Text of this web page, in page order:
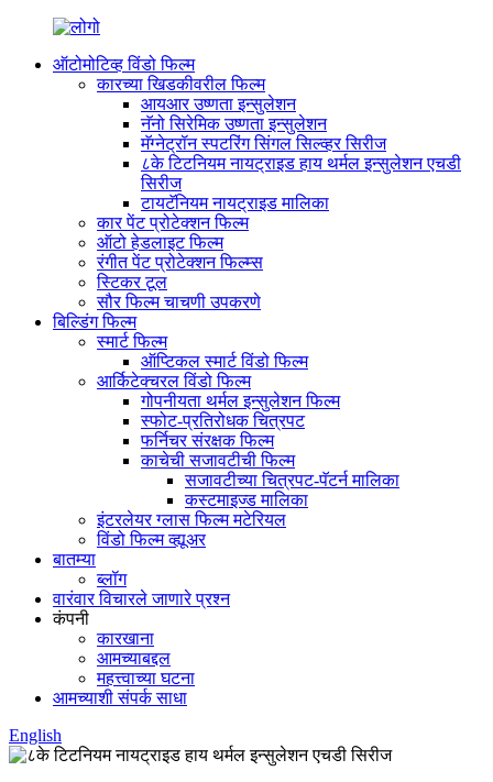
ऑटोमोटिव्ह विंडो फिल्म
कारच्या खिडकीवरील फिल्म
आयआर उष्णता इन्सुलेशन
नॅनो सिरेमिक उष्णता इन्सुलेशन
मॅग्नेट्रॉन स्पटरिंग सिंगल सिल्व्हर सिरीज
८के टिटनियम नायट्राइड हाय थर्मल इन्सुलेशन एचडी
सिरीज
टायटॅनियम नायट्राइड मालिका
कार पेंट प्रोटेक्शन फिल्म
ऑटो हेडलाइट फिल्म
रंगीत पेंट प्रोटेक्शन फिल्म्स
स्टिकर टूल
सौर फिल्म चाचणी उपकरणे
बिल्डिंग फिल्म
स्मार्ट फिल्म
ऑप्टिकल स्मार्ट विंडो फिल्म
आर्किटेक्चरल विंडो फिल्म
गोपनीयता थर्मल इन्सुलेशन फिल्म
स्फोट-प्रतिरोधक चित्रपट
फर्निचर संरक्षक फिल्म
काचेची सजावटीची फिल्म
सजावटीच्या चित्रपट-पॅटर्न मालिका
कस्टमाइज्ड मालिका
इंटरलेयर ग्लास फिल्म मटेरियल
विंडो फिल्म व्ह्यूअर
बातम्या
ब्लॉग
वारंवार विचारले जाणारे प्रश्न
कंपनी
कारखाना
आमच्याबद्दल
महत्त्वाच्या घटना
आमच्याशी संपर्क साधा
English